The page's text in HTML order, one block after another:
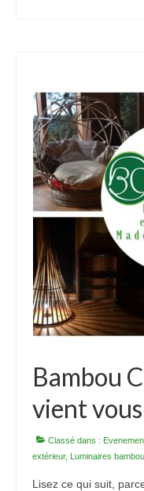
Bambou
vient
Classé dans :
extérieur, Luminaires bambou
Lisez ce qui suit,